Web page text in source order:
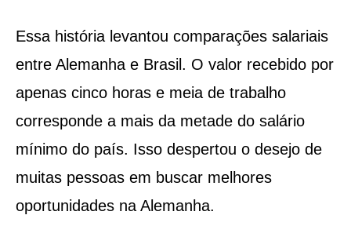
Essa história levantou comparações salariais
entre Alemanha e Brasil. O valor recebido por
apenas cinco horas e meia de trabalho
corresponde a mais da metade do salário
mínimo do país. Isso despertou o desejo de
muitas pessoas em buscar melhores
oportunidades na Alemanha.